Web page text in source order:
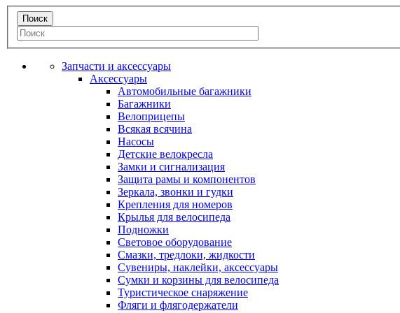
Запчасти и аксессуары
Аксессуары
Автомобильные багажники
Багажники
Велоприцепы
Всякая всячина
Насосы
Детские велокресла
Замки и сигнализация
Защита рамы и компонентов
Зеркала, звонки и гудки
Крепления для номеров
Крылья для велосипеда
Подножки
Световое оборудование
Смазки, тредлоки, жидкости
Сувениры, наклейки, аксессуары
Сумки и корзины для велосипеда
Туристическое снаряжение
Фляги и флягодержатели